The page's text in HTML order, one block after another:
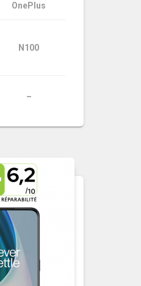
OnePlus
N100
–